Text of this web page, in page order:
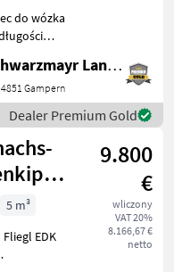
zębów
(wysokość
zębami
Schwarzmayr Landtechnik GmbH - Gampern
4851 Gampern
Dealer Premium Gold
9.800
€
wliczony
VAT 20%
8.166,67 €
netto
5 m³